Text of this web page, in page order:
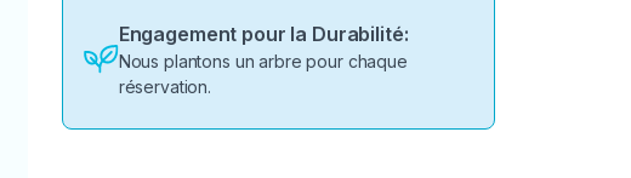
Engagement pour la Durabilité:
Nous plantons un arbre pour chaque
réservation.